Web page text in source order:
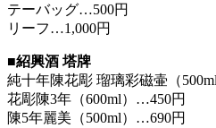
テーバッグ…500円
リーフ…1,000円
■紹興酒 塔牌
純十年陳花彫 瑠璃彩磁壷（
花彫陳3年（600ml）…450円
陳5年麗美（500ml）…690円